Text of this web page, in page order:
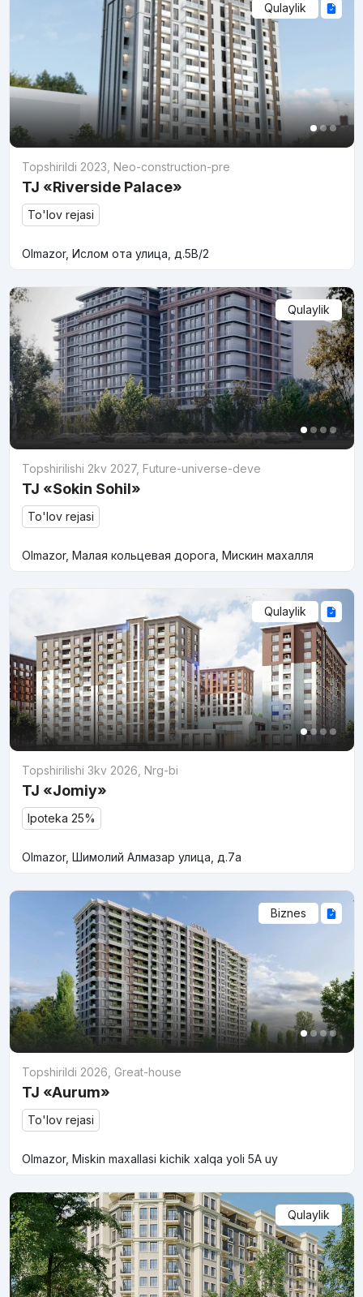
Qulaylik
Topshirildi 2023 Neo-construction-pre
TJ «Riverside Palace»
To'lov rejasi
Olmazor, Ислом ота улица, д.5В/2
Qulaylik
Topshirilishi 2kv 2027, Future-universe-deve
TJ «Sokin Sohil»
To'lov rejasi
Olmazor, Малая кольцевая дорога, Мискин махалля
Qulaylik
Topshirilishi 3kv 2026 Nrg-bi
TJ «Jomiy»
Ipoteka 25%
Olmazor, Шимолий Алмазар улица, д.7a
Biznes
Topshirildi 2026 Great-house
TJ «Aurum»
To'lov rejasi
Olmazor, Miskin maxallasi kichik xalqa yoli 5A uy
Qulaylik